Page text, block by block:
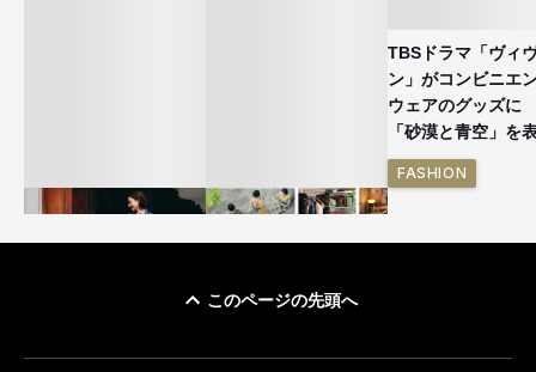
TBSドラマ「ヴィ
ン」がコンビニエ
ウェアのグッズ
「砂漠と青空」を
FASHION
このページの先頭へ